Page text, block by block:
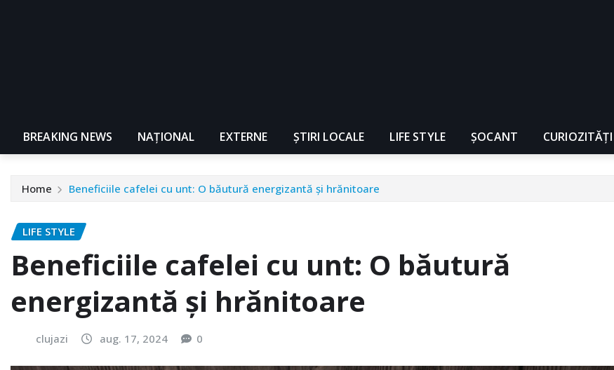
BREAKING NEWS NAŢIONAL EXTERNE ȘTIRI LOCALE LIFE STYLE ȘOCANT CURIOZITĂȚI
Home Beneficiile cafelei cu unt: O băutură energizantă și hrănitoare
LIFE STYLE
Beneficiile cafelei cu unt: O băutură
energizantă și hrănitoare
clujazi aug. 17, 2024 0